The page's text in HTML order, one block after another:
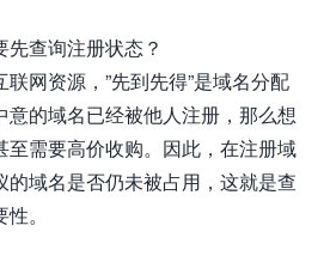
查询注册状态？
网资源，”先到先得”是域名分配
意的域名已经被他人注册，那么想
至需要高价收购。因此，在注册域
的域名是否仍未被占用，这就是查
。